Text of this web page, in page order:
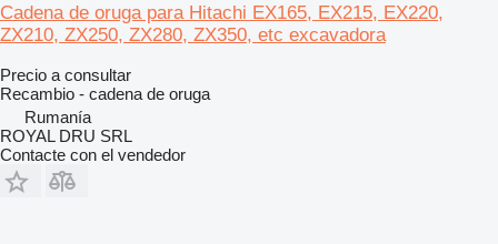
Cadena de oruga para Hitachi EX165, EX215, EX220,
ZX210, ZX250, ZX280, ZX350, etc excavadora
Precio a consultar
Recambio - cadena de oruga
Rumanía
ROYAL DRU SRL
Contacte con el vendedor